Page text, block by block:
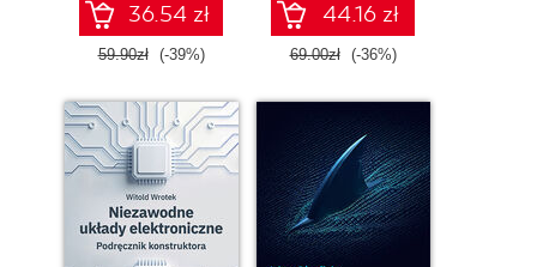
36.54 zł
59.90zł (-39%)
44.16 zł
69.00zł (-36%)